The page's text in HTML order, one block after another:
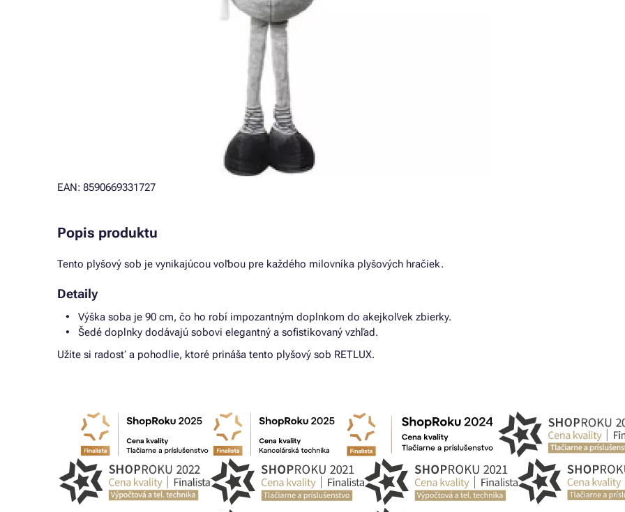
EAN: 8590669331727
Popis produktu
Tento plyšový sob je vynikajúcou voľbou pre každého milovníka plyšových hračiek.
Detaily
Výška soba je 90 cm, čo ho robí impozantným doplnkom do akejkoľvek zbierky.
Šedé doplnky dodávajú sobovi elegantný a sofistikovaný vzhľad.
Užite si radosť a pohodlie, ktoré prináša tento plyšový sob RETLUX.